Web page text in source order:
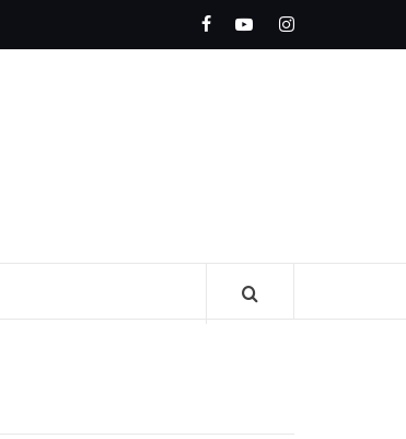
FacebookYoutubeInstagram